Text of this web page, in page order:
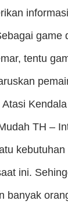
game
tentu
Atasi
TH –
ini.
banyak